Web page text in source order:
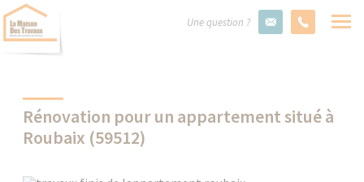
Une question ?
Rénovation pour un appartement situé à
Roubaix (59512)